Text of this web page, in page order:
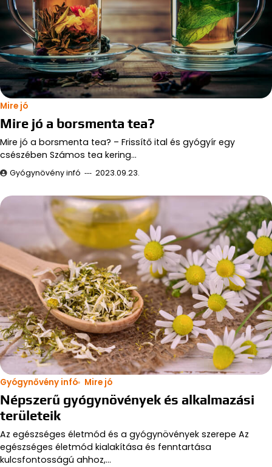
Mire jó
Mire jó a borsmenta tea?
Mire jó a borsmenta tea? – Frissítő ital és gyógyír egy
csészében Számos tea kering…
Gyógynövény infó 2023.09.23.
Gyógynővény infó Mire jó
Népszerű gyógynövények és alkalmazási
területeik
Az egészséges életmód és a gyógynövények szerepe Az
egészséges életmód kialakítása és fenntartása
kulcsfontosságú ahhoz,…